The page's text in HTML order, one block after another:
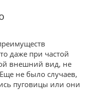
даже при частой
внешний вид, не
не было случаев,
пуговицы или они